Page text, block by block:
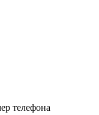
телефона